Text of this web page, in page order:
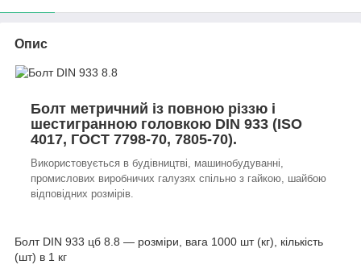
Опис
Болт метричний із повною різзю і
шестигранною головкою DIN 933 (ISO
4017, ГОСТ 7798-70, 7805-70).
Використовується в будівництві, машинобудуванні,
промислових виробничих галузях спільно з гайкою, шайбою
відповідних розмірів.
Болт DIN 933 цб 8.8 — розміри, вага 1000 шт (кг), кількість
(шт) в 1 кг